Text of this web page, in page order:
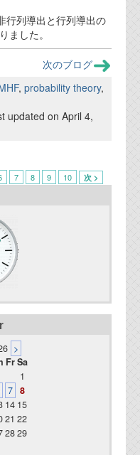
行列導出と行列導出の
ました。
次のブログ
, probability theory,
updated on April 4,
7 8 9 10 次 >
>
FrSa
1
7 8
14 15
21 22
2829